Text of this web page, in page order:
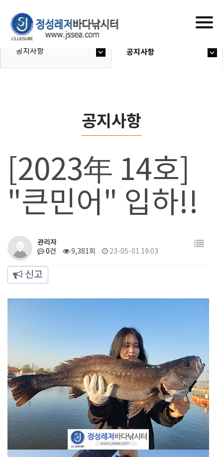
공지사항 공지사항
공지사항
[2023年 14호]
"큰민어" 입하!!
관리자
0건 9,381회 23-05-01 19:03
신고